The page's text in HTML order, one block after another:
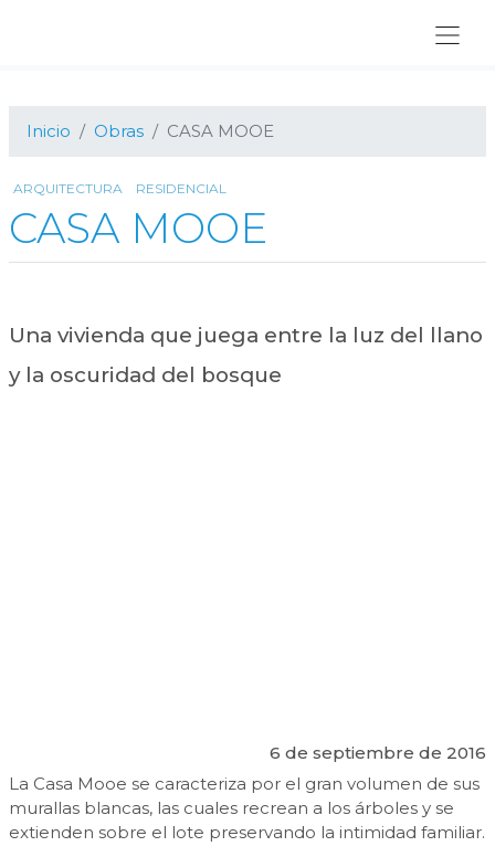
Inicio
Obras CASA MOOE
ARQUITECTURA RESIDENCIAL
CASA MOOE
Una vivienda que juega entre la luz del llano
y la oscuridad del bosque
6 de septiembre de 2016
La Casa Mooe se caracteriza por el gran volumen de sus
murallas blancas, las cuales recrean a los árboles y se
extienden sobre el lote preservando la intimidad familiar.